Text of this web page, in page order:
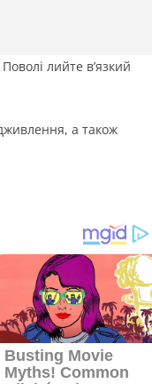
лийте в’язкий
а також